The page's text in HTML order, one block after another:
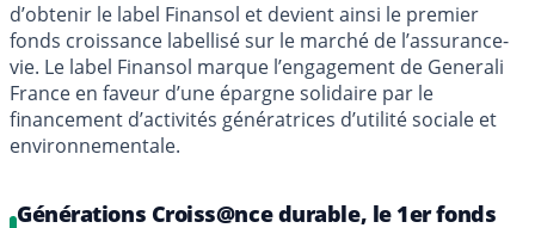
d’obtenir le label Finansol et devient ainsi le premier
fonds croissance labellisé sur le marché de l’assurance-
vie. Le label Finansol marque l’engagement de Generali
France en faveur d’une épargne solidaire par le
financement d’activités génératrices d’utilité sociale et
environnementale.
Générations Croiss@nce durable, le 1er fonds